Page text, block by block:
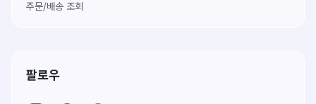
주문/배송 조회
팔로우